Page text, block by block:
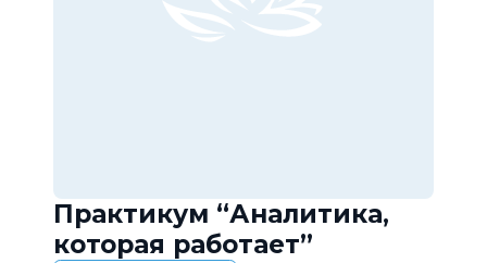
Практикум “Аналитика,
которая работает”